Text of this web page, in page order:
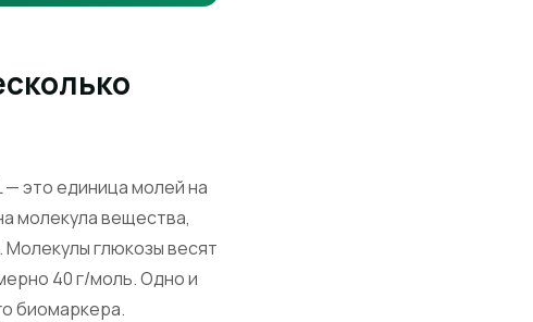
это единица молей на
молекула вещества,
глюкозы весят
40 г/моль. Одно и
биомаркера.